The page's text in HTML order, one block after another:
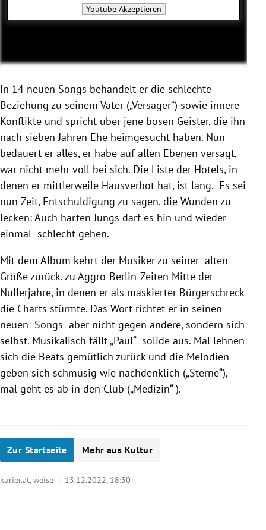
YoutubeAkzeptieren
In 14 neuen Songs behandelt er die schlechte
Beziehung zu seinem Vater („Versager“) sowie innere
Konflikte und spricht über jene bösen Geister, die ihn
nach sieben Jahren Ehe heimgesucht haben. Nun
bedauert er alles, er habe auf allen Ebenen versagt,
war nicht mehr voll bei sich. Die Liste der Hotels, in
denen er mittlerweile Hausverbot hat, ist lang. Es sei
nun Zeit, Entschuldigung zu sagen, die Wunden zu
lecken: Auch harten Jungs darf es hin und wieder
einmal schlecht gehen.
Mit dem Album kehrt der Musiker zu seiner alten
Größe zurück, zu Aggro-Berlin-Zeiten Mitte der
Nullerjahre, in denen er als maskierter Bürgerschreck
die Charts stürmte. Das Wort richtet er in seinen
neuen Songs aber nicht gegen andere, sondern sich
selbst. Musikalisch fällt „Paul“ solide aus. Mal lehnen
sich die Beats gemütlich zurück und die Melodien
geben sich schmusig wie nachdenklich („Sterne“),
mal geht es ab in den Club („Medizin“ ).
Zur Startseite Mehr aus Kultur
kurier.at, weise | 15.12.2022, 18:30